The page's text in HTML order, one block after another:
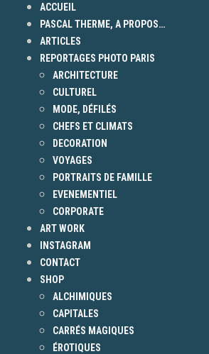
ACCUEIL
PASCAL THERME, A PROPOS…
ARTICLES
REPORTAGES PHOTO PARIS
ARCHITECTURE
CULTUREL
MODE, DÉFILÉS
CHEFS ET CLIMATS
DECORATION
VOYAGES
PORTRAITS DE FAMILLE
EVENEMENTIEL
CORPORATE
ART WORK
INSTAGRAM
CONTACT
SHOP
ALCHIMIQUES
CAPITALES
CARRÉS MAGIQUES
ÉROTIQUES